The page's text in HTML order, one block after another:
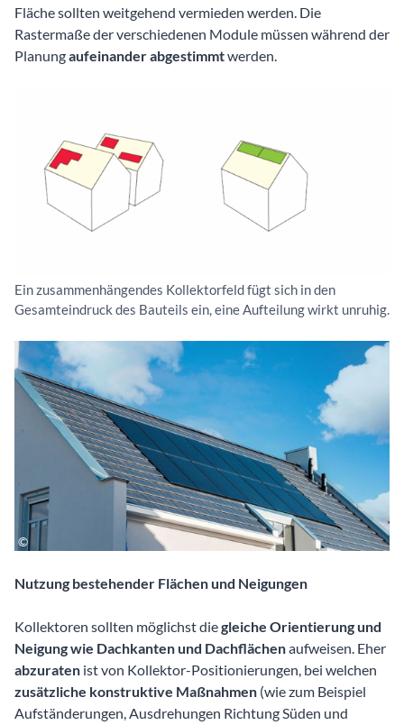
Fläche sollten weitgehend vermieden werden. Die
Rastermaße der verschiedenen Module müssen während der
Planungaufeinander abgestimmtwerden.
Ein zusammenhängendes Kollektorfeld fügt sich in den
Gesamteindruck des Bauteils ein, eine Aufteilung wirkt unruhig.
Nutzung bestehender Flächen und Neigungen
Kollektoren sollten möglichst diegleiche Orientierung und
Neigung wie Dachkanten und Dachflächenaufweisen. Eher
abzuraten ist von Kollektor-Positionierungen, bei welchen
zusätzliche konstruktive Maßnahmen (wie zum Beispiel
Aufständerungen, Ausdrehungen Richtung Süden und